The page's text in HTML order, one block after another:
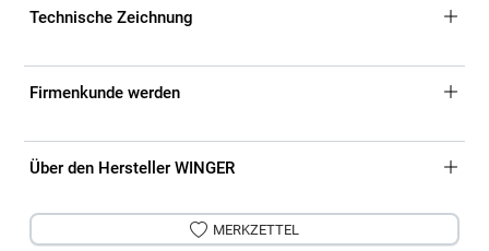
Technische Zeichnung
Firmenkunde werden
Über den Hersteller WINGER
MERKZETTEL